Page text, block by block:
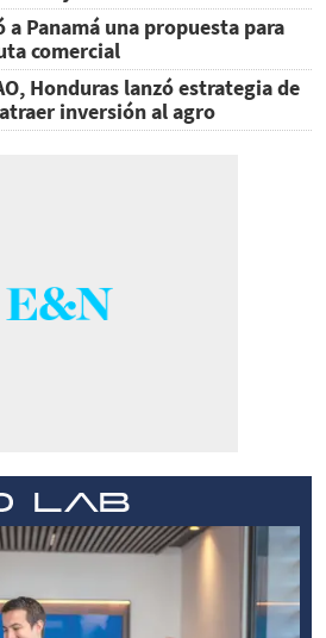
a Panamá una propuesta para
comercial
Honduras lanzó estrategia de
inversión al agro